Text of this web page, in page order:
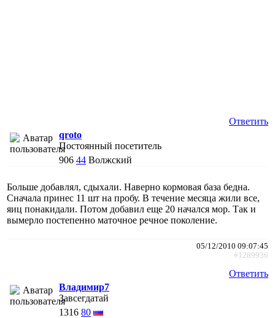
Ответить
qroto
Постоянный посетитель
906 44 Волжский
Больше добавлял, сдыхали. Наверно кормовая база бедна.
Сначала принес 11 шт на пробу. В течение месяца жили все,
яиц понакидали. Потом добавил еще 20 начался мор. Так и
вымерло постепенно маточное речное поколение.
05/12/2010 09:07:45
#1289936
Ответить
Владимир7
Завсегдатай
1316 80